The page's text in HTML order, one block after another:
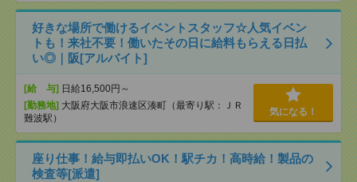
好きな場所で働けるイベントスタッフ☆人気イベン
トも！来社不要！働いたその日に給料もらえる日払
い◎｜阪[アルバイト]
[給 与] 日給16,500円～
[勤務地] 大阪府大阪市浪速区湊町（最寄り駅：ＪＲ
難波駅）
気になる！
座り仕事！給与即払いOK！駅チカ！高時給！製品の
検査等[派遣]